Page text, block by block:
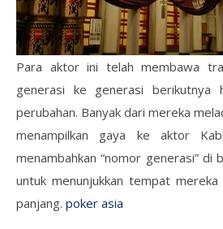
Para aktor ini telah membawa
generasi ke generasi berikutnya
perubahan. Banyak dari mereka
menampilkan gaya ke aktor
menambahkan “nomor generasi” di
untuk menunjukkan tempat
panjang. poker asia